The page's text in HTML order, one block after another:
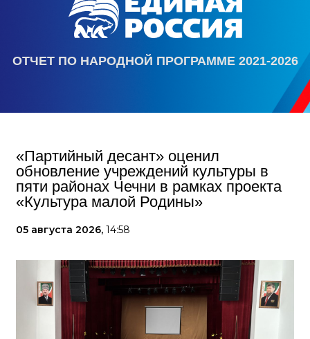
ОТЧЕТ ПО НАРОДНОЙ ПРОГРАММЕ 2021-2026
«Партийный десант» оценил
обновление учреждений культуры в
пяти районах Чечни в рамках проекта
«Культура малой Родины»
05 августа 2026, 14:58